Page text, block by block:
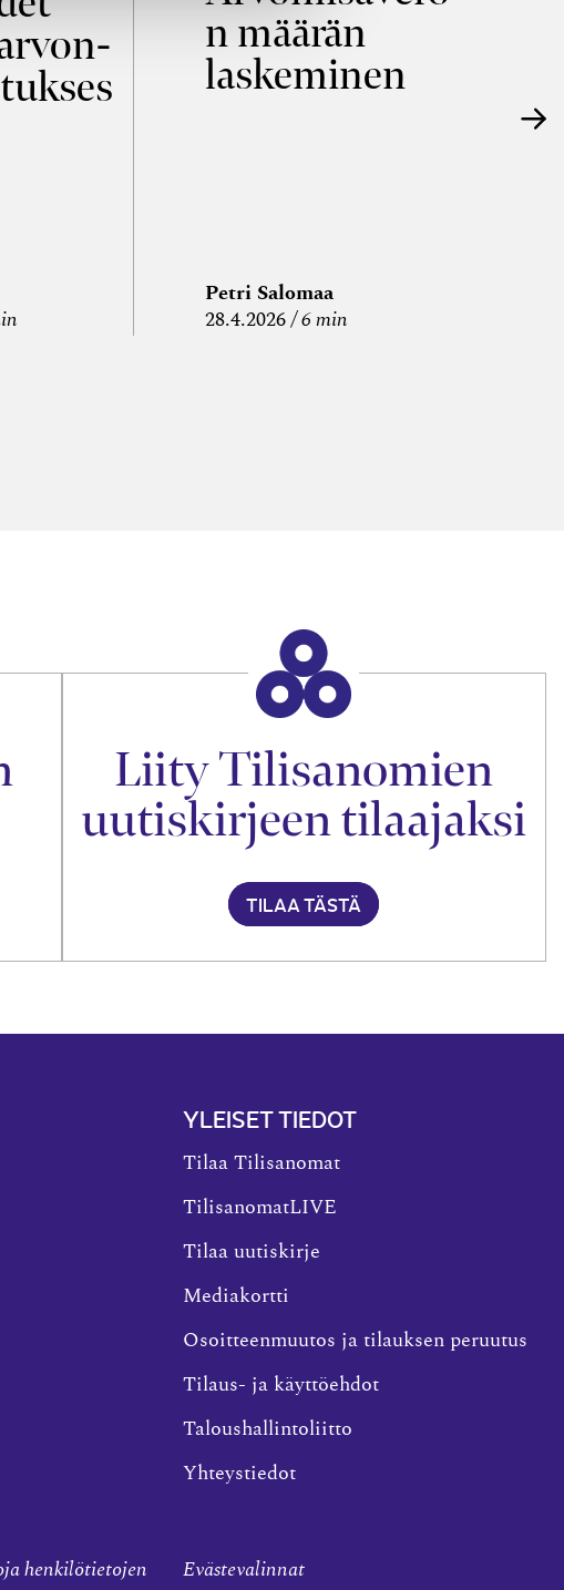
n määrän
laskeminen
Petri Salomaa
28.4.2026 6 min
Liity Tilisanomien
uutiskirjeen tilaajaksi
TILAA TÄSTÄ
YLEISET TIEDOT
Tilaa Tilisanomat
TilisanomatLIVE
Tilaa uutiskirje
Mediakortti
Osoitteenmuutos ja tilauksen peruutus
Tilaus- ja käyttöehdot
Taloushallintoliitto
Yhteystiedot
henkilötietojen
Evästevalinnat